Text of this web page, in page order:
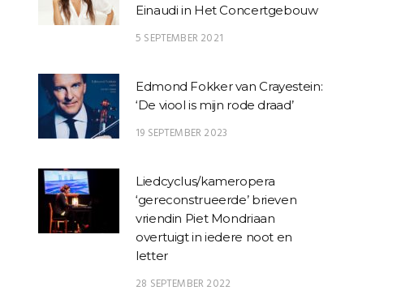
Einaudi in Het Concertgebouw
5 SEPTEMBER 2021
Edmond Fokker van Crayestein:
‘De viool is mijn rode draad’
19 SEPTEMBER 2023
Liedcyclus/kameropera
‘gereconstrueerde’ brieven
vriendin Piet Mondriaan
overtuigt in iedere noot en
letter
28 SEPTEMBER 2022